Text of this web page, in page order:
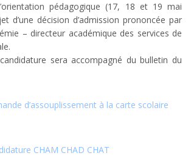
pédagogique (17, 18 et 19 mai
d’une décision d’admission prononcée par
– directeur académique des services de
sera accompagné du bulletin du
d’assouplissement à la carte scolaire
CHAM CHAD CHAT